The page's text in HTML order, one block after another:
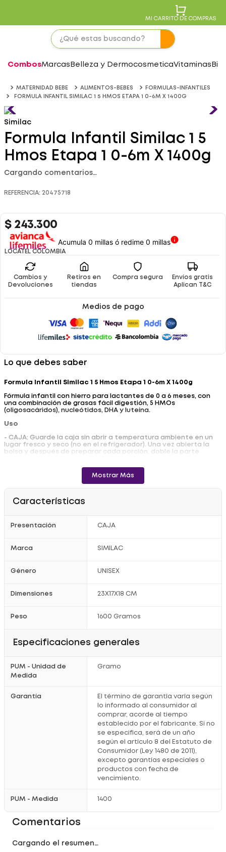
MI CARRITO DE COMPRAS
CombosMarcas Belleza y DermocosmeticaVitaminas
MATERNIDAD BEBE ALIMENTOS-BEBES
FORMULAS-INFANTILES
FORMULA INFANTIL SIMILAC 1 5 HMOS ETAPA 1 0-6M X 1400G
Similac
Formula Infantil Similac 1 5
Hmos Etapa 1 0-6m X 1400g
Cargando comentarios…
REFERENCIA: 20475718
$ 243.300
Acumula 0 millas ó redime 0 millas
LOCATEL COLOMBIA
Cambios y
Devoluciones
Retiros en
tiendas
Compra segura
Envíos gratis
Aplican T&C
Medios de pago
Lo que debes saber
Formula Infantil Similac 1 5 Hmos Etapa 1 0-6m X 1400g
Fórmula infantil con hierro para lactantes de 0 a 6 meses, con
una combinación de grasas fácil digestión, 5 HMOs
(oligosacáridos), nucleótidos, DHA y luteína.
Uso
- CAJA: Guarde la caja sin abrir a temperatura ambiente en un
lugar fresco y seco (no en el refrigerador). Una vez abierta la
bolsa y después de preparar cada porción, doble la parte
producto y evite el calor excesivo. El producto debe usarse
Mostrar Más
Características
Presentación CAJA
Marca SIMILAC
Género UNISEX
Dimensiones 23X17X18 CM
Peso 1600 Gramos
Especificaciones generales
PUM - Unidad de
Medida
Gramo
Garantía
El término de garantía varía según
lo informado al consumidor al
comprar, acorde al tiempo
establecido por el fabricante. Si no
se especifica, será de un año
según el artículo 8 del Estatuto de
Consumidor (Ley 1480 de 2011),
excepto garantías especiales o
productos con fecha de
vencimiento.
PUM - Medida 1400
Comentarios
Cargando el resumen…